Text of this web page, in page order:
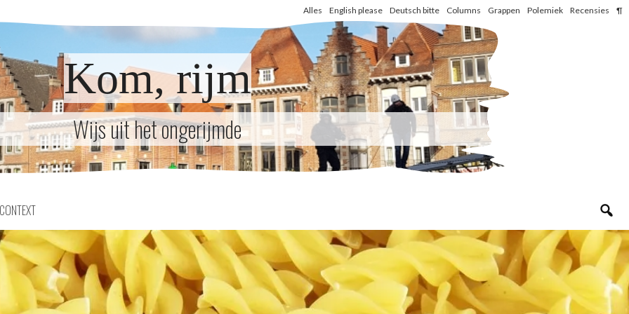
Alles English please Deutsch bitte Columns Grappen Polemiek Recensies ¶
Kom, rijm
Wijs uit het ongerijmde
CONTEXT